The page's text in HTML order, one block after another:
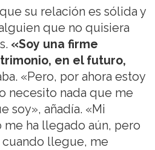
su relación es sólida y
que no quisiera
«Soy una firme
en el futuro,
«Pero, por ahora estoy
necesito nada que me
soy», añadía. «Mi
me ha llegado aún, pero
llegue, me